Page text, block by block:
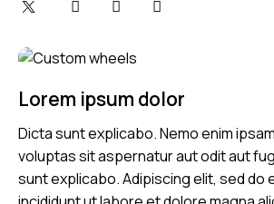
Lorem ipsum dolor
Dicta sunt explicabo. Nemo enim
voluptas sit aspernatur aut odit aut
sunt explicabo. Adipiscing elit, sed do